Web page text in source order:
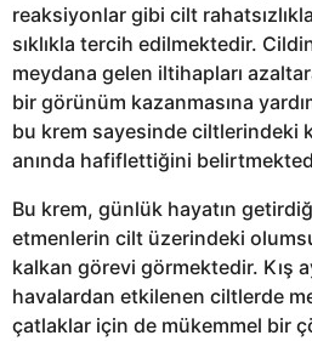
reaksiyonlar gibi cilt
sıklıkla tercih edilmektedir.
meydana gelen iltihapları
bir görünüm kazanmasına
bu krem sayesinde ciltlerindeki
anında hafiflettiğini
Bu krem, günlük hayatın
etmenlerin cilt üzerindeki
kalkan görevi görmektedir. Kış
havalardan etkilenen ciltlerde
çatlaklar için de mükemmel bir